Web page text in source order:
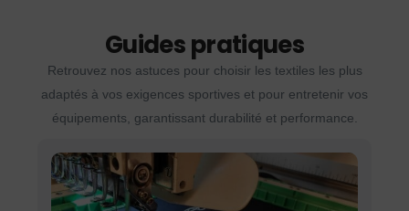
Guides pratiques
Retrouvez nos astuces pour choisir les textiles les plus
adaptés à vos exigences sportives et pour entretenir vos
équipements, garantissant durabilité et performance.